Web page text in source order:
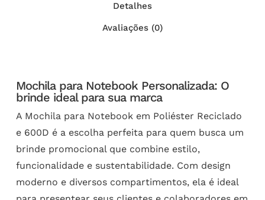
Detalhes
Avaliações (0)
Mochila para Notebook Personalizada: O
brinde ideal para sua marca
A Mochila para Notebook em Poliéster Reciclado
e 600D é a escolha perfeita para quem busca um
brinde promocional que combine estilo,
funcionalidade e sustentabilidade. Com design
moderno e diversos compartimentos, ela é ideal